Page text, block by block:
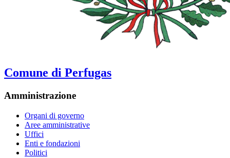
Comune di Perfugas
Amministrazione
Organi di governo
Aree amministrative
Uffici
Enti e fondazioni
Politici